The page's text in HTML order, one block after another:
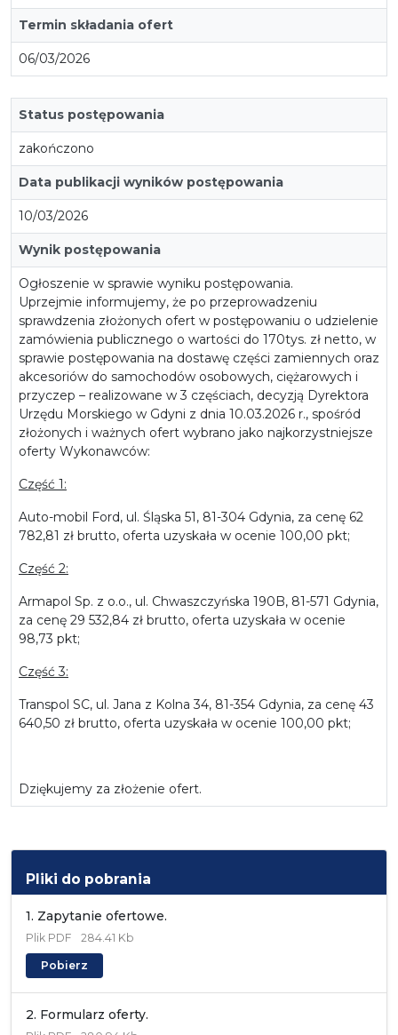
Termin składania ofert
06/03/2026
Status postępowania
zakończono
Data publikacji wyników postępowania
10/03/2026
Wynik postępowania
Ogłoszenie w sprawie wyniku postępowania.
Uprzejmie informujemy, że po przeprowadzeniu
sprawdzenia złożonych ofert w postępowaniu o udzielenie
zamówienia publicznego o wartości do 170tys. zł netto, w
sprawie postępowania na dostawę części zamiennych oraz
akcesoriów do samochodów osobowych, ciężarowych i
przyczep – realizowane w 3 częściach, decyzją Dyrektora
Urzędu Morskiego w Gdyni z dnia 10.03.2026 r., spośród
złożonych i ważnych ofert wybrano jako najkorzystniejsze
oferty Wykonawców:
Część 1:
Auto-mobil Ford, ul. Śląska 51, 81-304 Gdynia, za cenę 62
782,81 zł brutto, oferta uzyskała w ocenie 100,00 pkt;
Część 2:
Armapol Sp. z o.o., ul. Chwaszczyńska 190B, 81-571 Gdynia,
za cenę 29 532,84 zł brutto, oferta uzyskała w ocenie
98,73 pkt;
Część 3:
Transpol SC, ul. Jana z Kolna 34, 81-354 Gdynia, za cenę 43
640,50 zł brutto, oferta uzyskała w ocenie 100,00 pkt;
Dziękujemy za złożenie ofert.
Pliki do pobrania
1. Zapytanie ofertowe.
Plik PDF 284.41 Kb
Pobierz
2. Formularz oferty.